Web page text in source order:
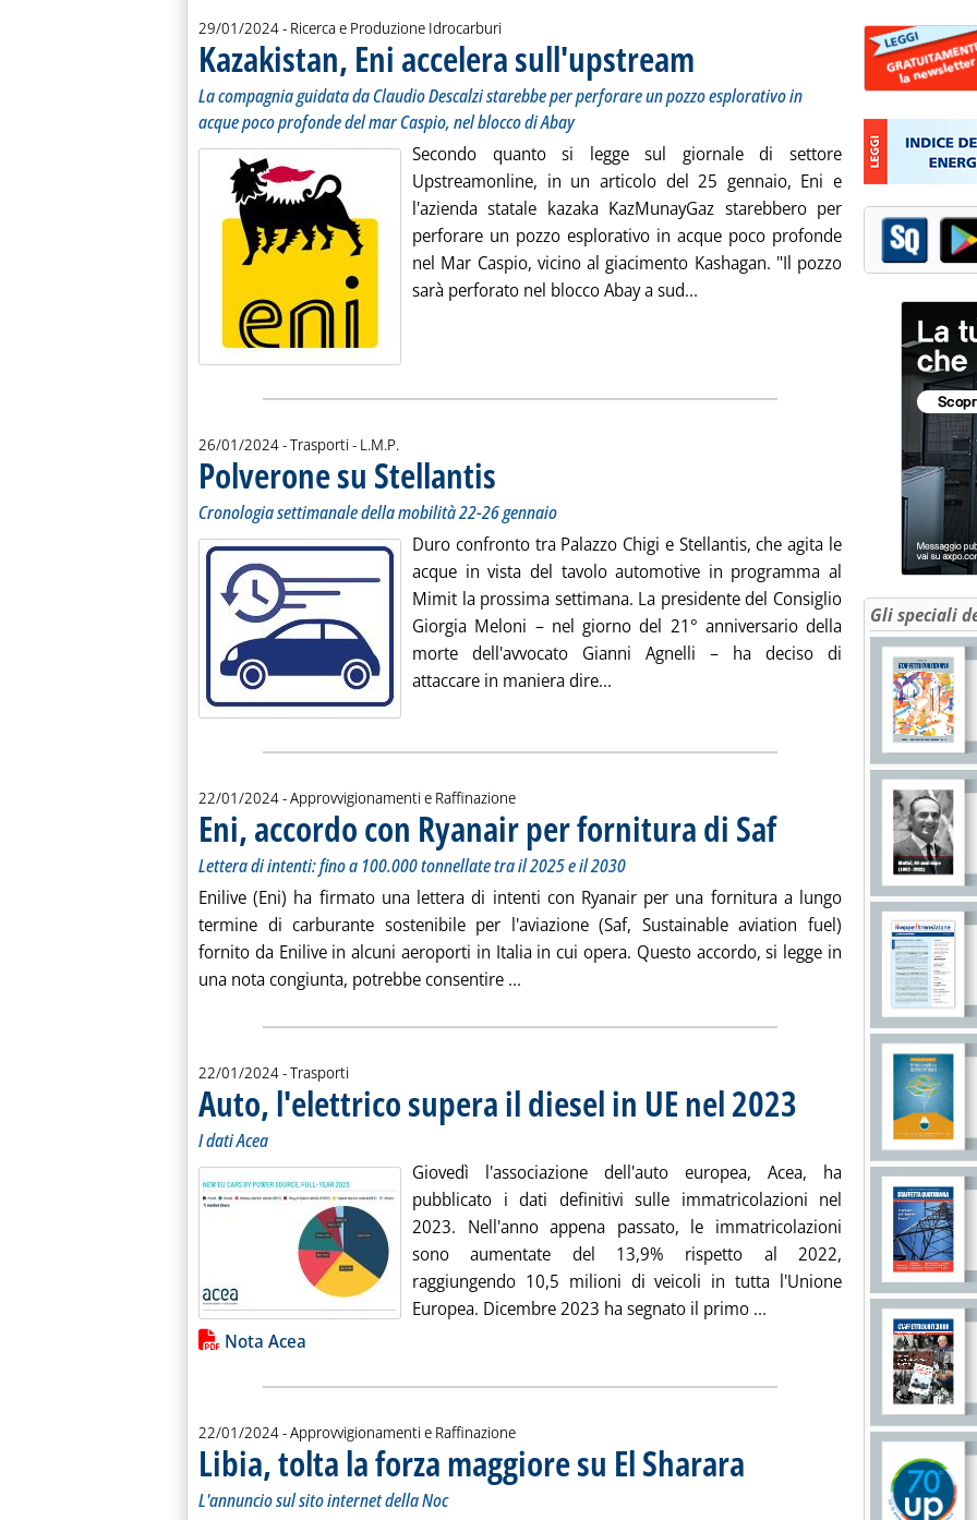
29/01/2024- Ricerca e Produzione Idrocarburi
Kazakistan, Eni accelera sull'upstream . Sottotitolo: La compagnia guidata da Claudio
. Pubblicata lunedì 29 gennaio 2024 alle 9.20.
La compagnia guidata da Claudio Descalzi starebbe per perforare un pozzo esplorativo in
acque poco profonde del mar Caspio, nel blocco di Abay
Secondo quanto si legge sul giornale di settore
Upstreamonline, in un articolo del 25 gennaio, Eni e
l'azienda statale kazaka KazMunayGaz starebbero per
perforare un pozzo esplorativo in acque poco profonde
nel Mar Caspio, vicino al giacimento Kashagan. "Il pozzo
sarà perforato nel blocco Abay a sud...
26/01/2024- Trasporti - di:
L.M.P.
Polverone su Stellantis
Cronologia settimanale della mobilità 22-26 gennaio
Duro confronto tra Palazzo Chigi e Stellantis, che agita le
acque in vista del tavolo automotive in programma al
Mimit la prossima settimana. La presidente del Consiglio
Giorgia Meloni – nel giorno del 21° anniversario della
morte dell'avvocato Gianni Agnelli – ha deciso di
attaccare in maniera dire... Leggi tutta la notizia: 'Polverone su Stellantis'
22/01/2024- Approvvigionamenti e Raffinazione
Eni, accordo con Ryanair per fornitura di Saf. Sottotitolo: Lettera di intenti: fino a
. Pubblicata lunedì 22 gennaio 2024
Lettera di intenti: fino a 100.000 tonnellate tra il 2025 e il 2030
Enilive (Eni) ha firmato una lettera di intenti con Ryanair per una fornitura a lungo
termine di carburante sostenibile per l'aviazione (Saf, Sustainable aviation fuel)
fornito da Enilive in alcuni aeroporti in Italia in cui opera. Questo accordo, si legge in
una nota congiunta, potrebbe consentire ... Leggi tutta la notizia: 'Eni, accordo con Ryanair per
22/01/2024- Trasporti
Auto, l'elettrico supera il diesel in UE nel 2023 . Sottotitolo: I dati Acea
. Pubblicata lunedì 22 gennaio
I dati Acea
Giovedì l'associazione dell'auto europea, Acea, ha
pubblicato i dati definitivi sulle immatricolazioni nel
2023. Nell'anno appena passato, le immatricolazioni
sono aumentate del 13,9% rispetto al 2022,
raggiungendo 10,5 milioni di veicoli in tutta l'Unione
Europea. Dicembre 2023 ha segnato il primo ... Leggi tutta la notizia:
Lista allegati PDF alla notizia
Nota Acea
22/01/2024- Approvvigionamenti e Raffinazione
Libia, tolta la forza maggiore su El Sharara . Sottotitolo: L'annuncio sul sito internet
. Pubblicata lunedì 22 gennaio 2024 alle
L'annuncio sul sito internet della Noc
Gli speciali